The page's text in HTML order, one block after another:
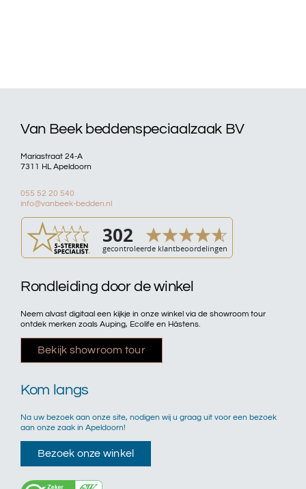
Contact
Van Beek beddenspeciaalzaak BV
Mariastraat 24-A
7311 HL Apeldoorn
055 52 20 540
info@vanbeek-bedden.nl
Rondleiding door de winkel
Neem alvast digitaal een kijkje in onze winkel via de showroom tour
ontdek merken zoals Auping, Ecolife en Hästens.
Bekijk showroom tour
Kom langs
Na uw bezoek aan onze site, nodigen wij u graag uit voor een bezoek
aan onze zaak in Apeldoorn!
Bezoek onze winkel